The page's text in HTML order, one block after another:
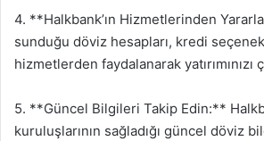
4. **Halkbank’ın Hizmetlerinden
sunduğu döviz hesapları, kredi
hizmetlerden faydalanarak
5. **Güncel Bilgileri Takip Edin:**
kuruluşlarının sağladığı güncel döviz